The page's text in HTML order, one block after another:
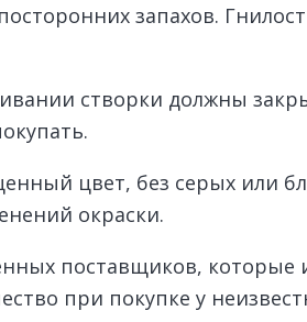
запахов.
створки должны
цвет, без серых или
окраски.
поставщиков, которые
при покупке у